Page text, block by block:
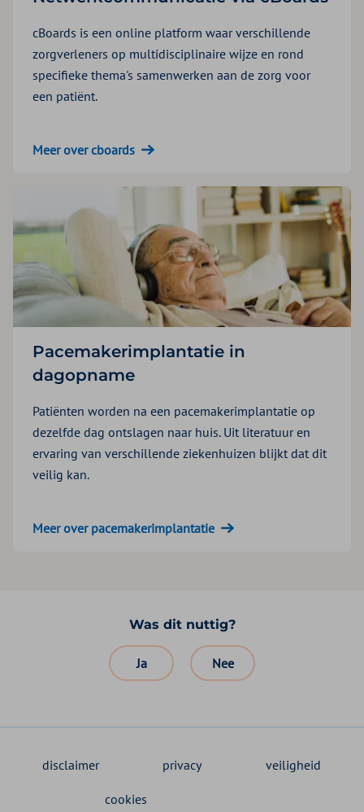
cBoards is een online platform waar verschillende
zorgverleners op multidisciplinaire wijze en rond
specifieke thema's samenwerken aan de zorg voor
een patiënt.
Meer over cboards
Pacemakerimplantatie in
dagopname
Patiënten worden na een pacemakerimplantatie op
dezelfde dag ontslagen naar huis. Uit literatuur en
ervaring van verschillende ziekenhuizen blijkt dat dit
veilig kan.
Meer over pacemakerimplantatie
Was dit nuttig?
Ja Nee
disclaimer privacy veiligheid
cookies